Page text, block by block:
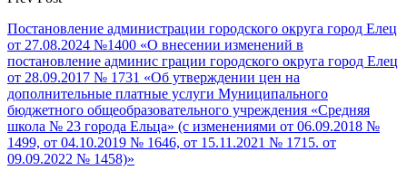
Постановление администрации городского округа город Елец
от 27.08.2024 №1400 «О внесении изменений в
постановление админис грации городского округа город Елец
от 28.09.2017 № 1731 «Об утверждении цен на
дополнительные платные услуги Муниципального
бюджетного общеобразовательного учреждения «Средняя
школа № 23 города Ельца» (с изменениями от 06.09.2018 №
1499, от 04.10.2019 № 1646, от 15.11.2021 № 1715. от
09.09.2022 № 1458)»